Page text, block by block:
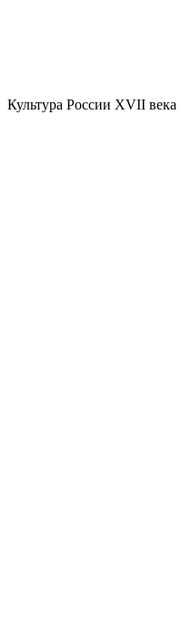
Культура России XVII века